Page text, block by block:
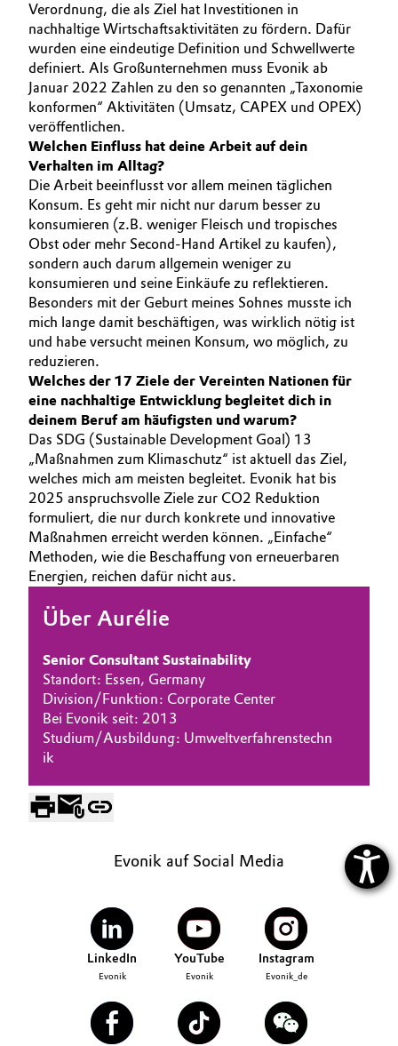
Plastics & Rubber
Pulp, Paper & Packaging
Textiles, Leather & Nonwovens
Verordnung, die als Ziel hat Investitionen in
nachhaltige Wirtschaftsaktivitäten zu fördern. Dafür
wurden eine eindeutige Definition und Schwellwerte
definiert. Als Großunternehmen muss Evonik ab
Januar 2022 Zahlen zu den so genannten „Taxonomie
konformen“ Aktivitäten (Umsatz, CAPEX und OPEX)
veröffentlichen.
Welchen Einfluss hat deine Arbeit auf dein
Verhalten im Alltag?
Die Arbeit beeinflusst vor allem meinen täglichen
Konsum. Es geht mir nicht nur darum besser zu
konsumieren (z.B. weniger Fleisch und tropisches
Obst oder mehr Second-Hand Artikel zu kaufen),
sondern auch darum allgemein weniger zu
konsumieren und seine Einkäufe zu reflektieren.
Besonders mit der Geburt meines Sohnes musste ich
mich lange damit beschäftigen, was wirklich nötig ist
und habe versucht meinen Konsum, wo möglich, zu
reduzieren.
Welches der 17 Ziele der Vereinten Nationen für
eine nachhaltige Entwicklung begleitet dich in
deinem Beruf am häufigsten und warum?
Das SDG (Sustainable Development Goal) 13
„Maßnahmen zum Klimaschutz“ ist aktuell das Ziel,
welches mich am meisten begleitet. Evonik hat bis
2025 anspruchsvolle Ziele zur CO2 Reduktion
formuliert, die nur durch konkrete und innovative
Maßnahmen erreicht werden können. „Einfache“
Methoden, wie die Beschaffung von erneuerbaren
Energien, reichen dafür nicht aus.
Über Aurélie
Senior Consultant Sustainability
Standort: Essen, Germany
Division/Funktion: Corporate Center
Bei Evonik seit: 2013
Studium/Ausbildung: Umweltverfahrenstechn
ik
Evonik auf Social Media
LinkedIn
Evonik
YouTube
Evonik
Instagram
Evonik_de